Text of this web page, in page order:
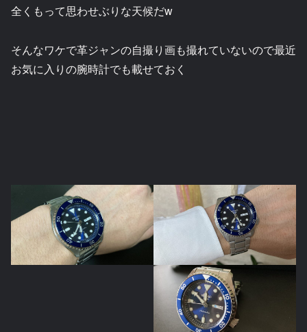
全くもって思わせぶりな天候だw
そんなワケで革ジャンの自撮り画も撮れていないので最近
お気に入りの腕時計でも載せておく